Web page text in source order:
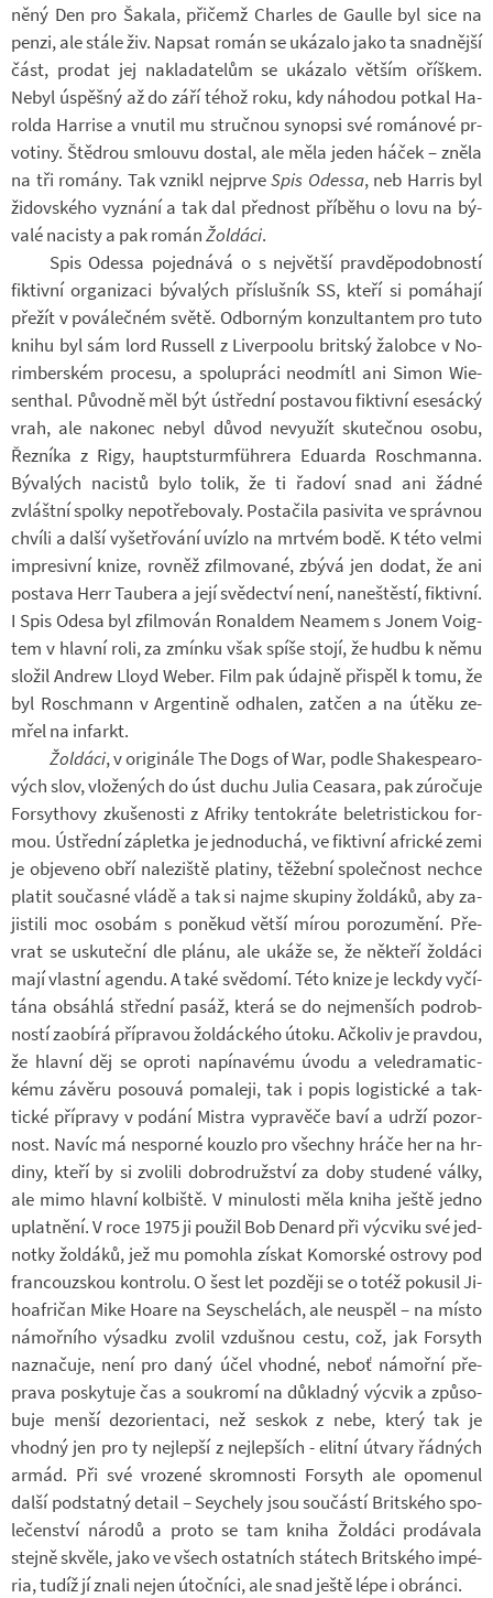
něný Den pro Šakala, při­čemž Char­les de Gaulle byl sice na
penzi, ale stále živ. Na­psat román se uká­zalo jako ta snad­nější
část, pro­dat jej na­kla­da­te­lům se uká­zalo vět­ším oříš­kem.
Nebyl úspěšný až do září téhož roku, kdy ná­ho­dou po­tkal Ha­
rolda Harrise a vnu­til mu struč­nou sy­nopsi své ro­má­nové pr­
vo­tiny. Štěd­rou smlouvu do­stal, ale měla jeden háček – zněla
na tři ro­mány. Tak vznikl nej­prveSpis Odes­sa, neb Har­ris byl
ži­dov­ského vy­znání a tak dal před­nost pří­běhu o lovu na bý­
valé na­cisty a pak románŽol­dáci.
Spis Ode­ssa po­jed­nává o s nej­větší prav­dě­po­dob­ností
fik­tivní or­ga­ni­zaci bý­va­lých pří­sluš­ník SS, kteří si po­má­hají
pře­žít v po­vá­leč­ném světě. Od­bor­ným kon­zul­tan­tem pro tuto
knihu byl sám lord Rus­sell z Li­ver­poolu brit­ský ža­lobce v No­
rim­ber­ském pro­cesu, a spo­lu­práci ne­od­mítl ani Simon Wie­
sen­thal. Pů­vodně měl být ústřední po­sta­vou fik­tivní ese­sácký
vrah, ale na­ko­nec nebyl důvod ne­vy­u­žít sku­teč­nou osobu,
Řez­níka z Rigy, haupt­sturmführera Edu­arda Roschmanna.
Bý­va­lých na­cistů bylo tolik, že ti řa­doví snad ani žádné
zvláštní spolky ne­po­tře­bo­valy. Po­sta­čila pa­si­vita ve správ­nou
chvíli a další vy­šet­řo­vání uvízlo na mrt­vém bodě. K této velmi
im­pre­sivní knize, rov­něž zfil­mo­vané, zbývá jen dodat, že ani
po­stava Herr Tau­bera a její svě­dec­tví není, na­neštěstí, fik­tivní.
I Spis Odesa byl zfil­mo­ván Ro­nal­dem Nea­mem s Jonem Vo­i­g­
tem v hlavní roli, za zmínku však spíše stojí, že hudbu k němu
slo­žil An­drew Lloyd Weber. Film pak údajně při­spěl k tomu, že
byl Roschmann v Ar­gen­tině od­ha­len, za­tčen a na útěku ze­
mřel na in­farkt.
Žol­dáci, v ori­gi­nále The Dogs of War, podle Shake­spea­ro­
vých slov, vlo­že­ných do úst duchu Julia Ce­a­sara, pak zú­ro­čuje
For­sy­thovy zku­še­nosti z Af­riky ten­to­kráte be­let­ris­tic­kou for­
mou. Ústřední zá­pletka je jed­no­du­chá, ve fik­tivní af­rické zemi
je ob­je­veno obří na­le­ziště pla­tiny, tě­žební spo­leč­nost ne­chce
pla­tit sou­časné vládě a tak si najme sku­piny žol­dáků, aby za­
jis­tili moc oso­bám s po­ně­kud větší mírou po­ro­zu­mění. Pře­
vrat se usku­teční dle plánu, ale ukáže se, že ně­kteří žol­dáci
mají vlastní agendu. A také svě­domí. Této knize je lec­kdy vy­čí­
tána ob­sáhlá střední pasáž, která se do nejmen­ších po­drob­
ností za­o­bírá pří­pra­vou žol­dác­kého útoku. Ač­ko­liv je prav­dou,
že hlavní děj se oproti na­pí­na­vému úvodu a ve­ledra­ma­tic­
kému zá­věru po­souvá po­ma­leji, tak i popis lo­gis­tické a tak­
tické pří­pravy v po­dání Mi­s­tra vy­pra­věče baví a udrží po­zor­
nost. Navíc má ne­sporné kouzlo pro všechny hráče her na hr­
diny, kteří by si zvo­lili dob­ro­druž­ství za doby stu­dené války,
ale mimo hlavní kol­biště. V mi­nu­losti měla kniha ještě jedno
uplat­nění. V roce 1975 ji po­u­žil Bob Denard při vý­cviku své jed­
notky žol­dáků, jež mu po­mohla zís­kat Ko­mor­ské os­t­rovy pod
fran­couz­skou kon­t­rolu. O šest let poz­ději se o totéž po­ku­sil Ji­
ho­af­ri­čan Mike Hoare na Seys­che­lách, ale ne­u­spěl – na místo
ná­moř­ního vý­sadku zvo­lil vzduš­nou cestu, což, jak For­syth
na­zna­čuje, není pro daný účel vhodné, neboť ná­mořní pře­
prava po­sky­tuje čas a sou­kromí na dů­kladný vý­cvik a způ­so­
buje menší dez­o­ri­en­taci, než se­skok z nebe, který tak je
vhodný jen pro ty nej­lepší z nej­lep­ších - elitní útvary řád­ných
armád. Při své vro­zené skrom­nosti For­syth ale opo­me­nul
další pod­statný de­tail – Sey­chely jsou sou­částí Brit­ského spo­
le­čen­ství ná­rodů a proto se tam kniha Žol­dáci pro­dá­vala
stejně skvěle, jako ve všech ostat­ních stá­tech Brit­ského im­pé­
ria, tudíž jí znali nejen útoč­níci, ale snad ještě lépe i obránci.